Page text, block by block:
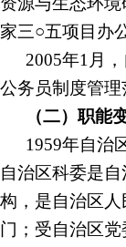
家三○五项目办
2005年1月
公务员制度管理
（二）职能
1959年自治
自治区科委是
构，是自治区
门；受自治区